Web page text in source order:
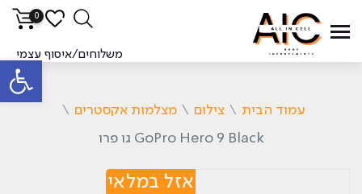
פתח
0
משלוחים/איסוף עצמי
עמוד הבית \ צילום \ מצלמות אקסטרים \
GoPro Hero 9 Black גו פרו
אזל במלאי